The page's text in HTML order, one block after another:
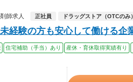
師求人
正社員 ドラッグストア（OTCのみ）
経験の方も安心して働ける
住宅補助（手当）あり 産休・育休取得実績有り